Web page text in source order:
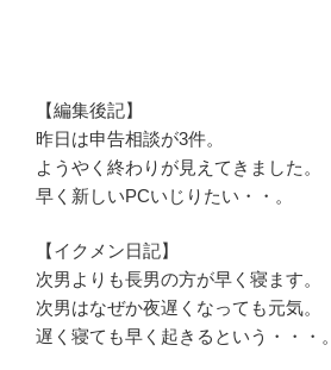
【編集後記】
昨日は申告相談が3件。
ようやく終わりが見えてきました。
早く新しいPCいじりたい・・。
【イクメン日記】
次男よりも長男の方が早く寝ます。
次男はなぜか夜遅くなっても元気。
遅く寝ても早く起きるという・・・。